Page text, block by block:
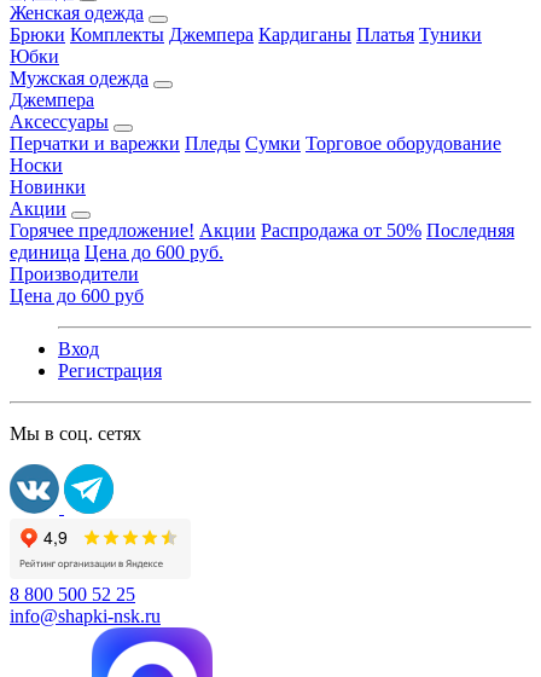
Женская одежда
Брюки Комплекты Джемпера Кардиганы Платья Туники
Юбки
Мужская одежда
Джемпера
Аксессуары
Перчатки и варежки Пледы Сумки Торговое оборудование
Носки
Новинки
Акции
Горячее предложение! Акции Распродажа от 50% Последняя
единица Цена до 600 руб.
Производители
Цена до 600 руб
Вход
Регистрация
Мы в соц. сетях
8 800 500 52 25
info@shapki-nsk.ru